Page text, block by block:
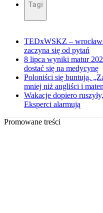
Tagi
TEDxWSKZ –
zaczyna się od pytań
8 lipca wyniki matur
dostać się na medycynę
Poloniści się buntują.
mniej niż angliści i
Wakacje dopiero
Eksperci alarmują
Promowane treści